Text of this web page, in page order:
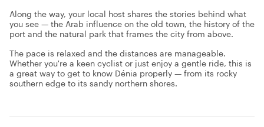
Along the way, your local host shares the stories behind what
you see — the Arab influence on the old town, the history of the
port and the natural park that frames the city from above.
The pace is relaxed and the distances are manageable.
Whether you're a keen cyclist or just enjoy a gentle ride, this is
a great way to get to know Dénia properly — from its rocky
southern edge to its sandy northern shores.